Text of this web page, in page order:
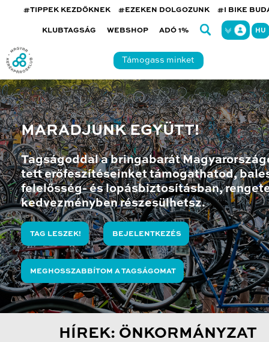
#TIPPEK KEZDŐKNEK #EZEKEN DOLGOZUNK #I BIKE
KLUBTAGSÁG WEBSHOP ADÓ 1% HU
Támogass minket
MARADJUNK EGYÜTT!
Tagságoddal a bringabarát
tett erőfeszítéseinket támogathatod,
felelősség- és lopásbiztosításban,
kedvezményben részesülhetsz.
TAG LESZEK! BEJELENTKEZÉS
MEGHOSSZABBÍTOM A TAGSÁGOMAT
HÍREK: ÖNKORMÁNYZAT